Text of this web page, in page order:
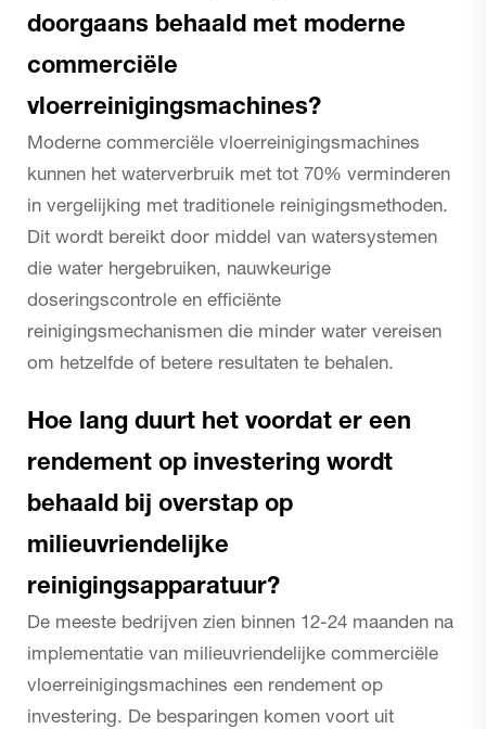
doorgaans behaald met moderne
commerciële
vloerreinigingsmachines?
Moderne commerciële vloerreinigingsmachines
kunnen het waterverbruik met tot 70% verminderen
in vergelijking met traditionele reinigingsmethoden.
Dit wordt bereikt door middel van watersystemen
die water hergebruiken, nauwkeurige
doseringscontrole en efficiënte
reinigingsmechanismen die minder water vereisen
om hetzelfde of betere resultaten te behalen.
Hoe lang duurt het voordat er een
rendement op investering wordt
behaald bij overstap op
milieuvriendelijke
reinigingsapparatuur?
De meeste bedrijven zien binnen 12-24 maanden na
implementatie van milieuvriendelijke commerciële
vloerreinigingsmachines een rendement op
investering. De besparingen komen voort uit